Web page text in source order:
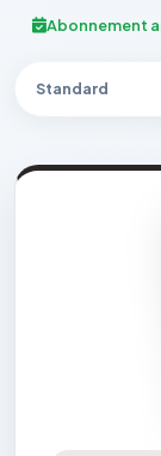
Abonnement
Standard